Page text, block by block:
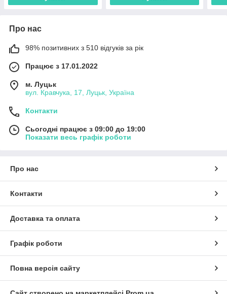
Про нас
98% позитивних з 510 відгуків за рік
Працює з 17.01.2022
м. Луцьк
вул. Кравчука, 17, Луцьк, Україна
Контакти
Сьогодні працює з 09:00 до 19:00
Показати весь графік роботи
Про нас
Контакти
Доставка та оплата
Графік роботи
Повна версія сайту